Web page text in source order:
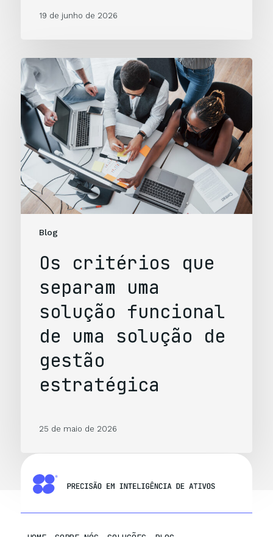
19 de junho de 2026
Blog
Os critérios que
separam uma
solução funcional
de uma solução de
gestão
estratégica
25 de maio de 2026